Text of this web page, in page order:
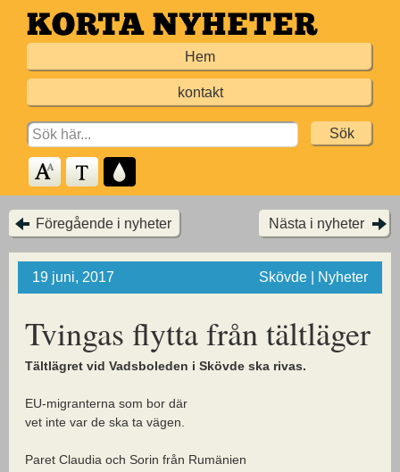
Hoppa
till
Hem
kontakt
Search
for:
Föregående i nyheter Nästa i nyheter
19 juni, 2017 Skövde | Nyheter
Tvingas flytta från tältläger
Tältlägret vid Vadsboleden i Skövde ska rivas.
EU-migranterna som bor där
vet inte var de ska ta vägen.
Paret Claudia och Sorin från Rumänien